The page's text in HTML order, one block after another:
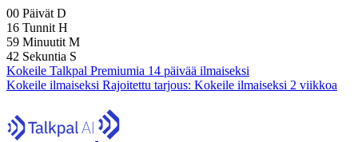
00 Päivät D
16 Tunnit H
59 Minuutit M
41 Sekuntia S
Kokeile Talkpal Premiumia 14 päivää ilmaiseksi
Kokeile ilmaiseksi Rajoitettu tarjous: Kokeile ilmaiseksi 2 viikkoa